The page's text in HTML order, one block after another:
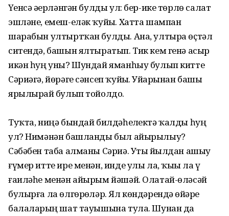
Үҙенсә әҙерләнгән булды ул: бер-ике төрлө салат
эшләне, емеш-еләк ҡуйҙы. Хатта шампан
шарабын ултыртҡан булды. Ана, ултыра өҫтәл
ситендә, башын ялтыратып. Тик кем генә асыр
икән һуң уны? Шундай яманһыу булып китте
Сәриәгә, йөрәге сәнсеп ҡуйҙы. Уйҙарынан башы
ярылырҙай булып тойолдо.
Туҡта, ниңә бындай билдәһеҙ­лектә ҡалды һуң
ул? Нимәнән башланды был айырылыу?
Сәбәбен таба алманы Сәриә. Утыҙ йылдан ашыу
ғүмер итте ире менән, инде улы ла, ҡыҙы ла үҙ
ғаиләһе менән айырым йәшәй. Олатай-өләсәй
булырға ла өлгөрҙөләр. Ял көндә­рендә өйҙәре
балаларҙың шат тауышына тула. Шунан да